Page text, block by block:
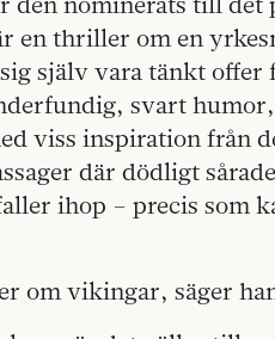
en thriller om en
själv vara tänkt offer
svart
viss inspiration från
där dödligt
ihop – precis som
om vikingar, säger